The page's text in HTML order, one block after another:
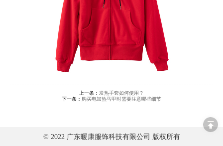
上一条： 发热手套如何使用？
下一条： 购买电加热马甲时需要注意哪些细节
© 2022 广东暖康服饰科技有限公司 版权所有